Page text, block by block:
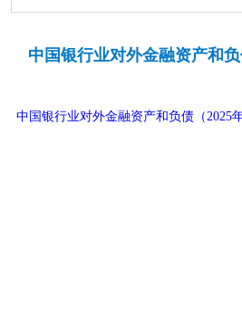
中国银行业对外金融资产和负
中国银行业对外金融资产和负债（2025年